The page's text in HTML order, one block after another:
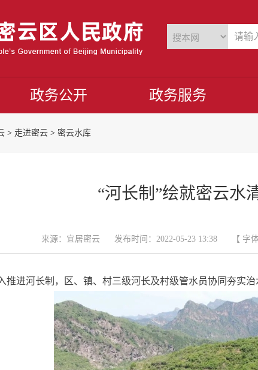
政务公开 政务服务
> 走进密云 > 密云水库
“河长制”绘就密云水
来源：宜居密云 发布时间：2022-05-23 13:38 【 字
推进河长制，区、镇、村三级河长及村级管水员协同夯实